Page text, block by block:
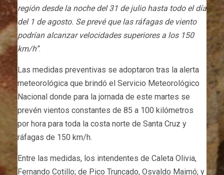
región desde la noche del 31 de julio hasta todo el día
del 1 de agosto. Se prevé que las ráfagas de viento
podrían alcanzar velocidades superiores a los 150
km/h”.
Las medidas preventivas se adoptaron tras la alerta
meteorológica que brindó el Servicio Meteorológico
Nacional donde para la jornada de este martes se
prevén vientos constantes de 85 a 100 kilómetros
por hora para toda la costa norte de Santa Cruz y
ráfagas de 150 km/h.
Entre las medidas, los intendentes de Caleta Olivia,
Fernando Cotillo; de Pico Truncado, Osvaldo Maimó; y